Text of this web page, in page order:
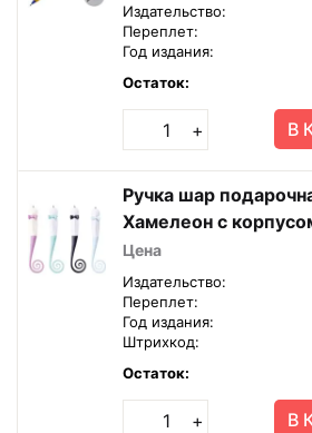
Издательство:
Переплет:
Год издания:
Остаток:
+ В
Ручка шар
Хамелеон с
ящерицы с
9021923
Цена
Издательство:
Переплет:
Год издания:
Штрихкод:
Остаток:
+ В